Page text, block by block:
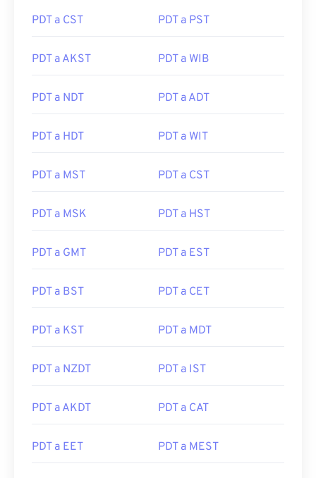
PDT a CST PDT a PST
PDT a AKST PDT a WIB
PDT a NDT PDT a ADT
PDT a HDT PDT a WIT
PDT a MST PDT a CST
PDT a MSK PDT a HST
PDT a GMT PDT a EST
PDT a BST PDT a CET
PDT a KST PDT a MDT
PDT a NZDT PDT a IST
PDT a AKDT PDT a CAT
PDT a EET PDT a MEST